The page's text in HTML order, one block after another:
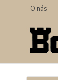
O nás